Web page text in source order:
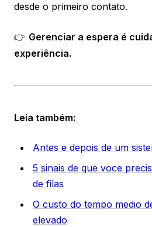
desde o primeiro contato.
👉 Gerenciar a espera é
experiência.
Leia também:
Antes e depois de um
5 sinais de que voce
de filas
O custo do tempo medio
elevado